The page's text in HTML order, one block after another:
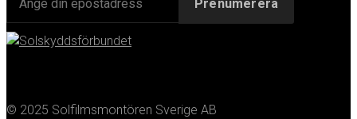
© 2025 Solfilmsmontören Sverige AB